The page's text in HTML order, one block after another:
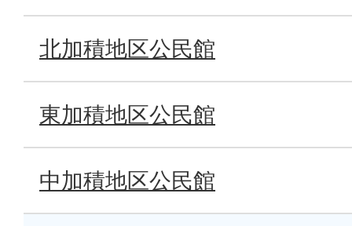
北加積地区公民館
東加積地区公民館
中加積地区公民館